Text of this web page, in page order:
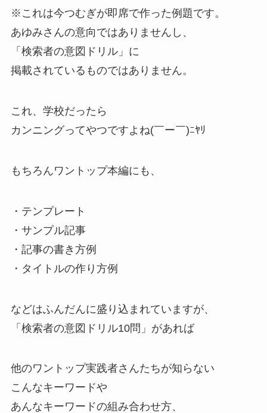
※これは今つむぎが即席で作った例題です。
あゆみさんの意向ではありませんし、
「検索者の意図ドリル」に
掲載されているものではありません。
これ、学校だったら
カンニングってやつですよね(￣ー￣)ﾆﾔﾘ
もちろんワントップ本編にも、
・テンプレート
・サンプル記事
・記事の書き方例
・タイトルの作り方例
などはふんだんに盛り込まれていますが、
「検索者の意図ドリル10問」があれば
他のワントップ実践者さんたちが知らない
こんなキーワードや
あんなキーワードの組み合わせ方、